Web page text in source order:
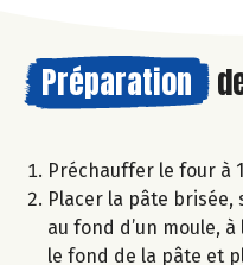
Préparation
Préchauffer le four à
Placer la pâte
au fond d’un moule,
le fond de la pâte et